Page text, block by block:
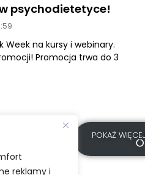
reklamy i
psychodietetyce!
Week na kursy i webinary.
Promocja trwa do 3
POKAŻ